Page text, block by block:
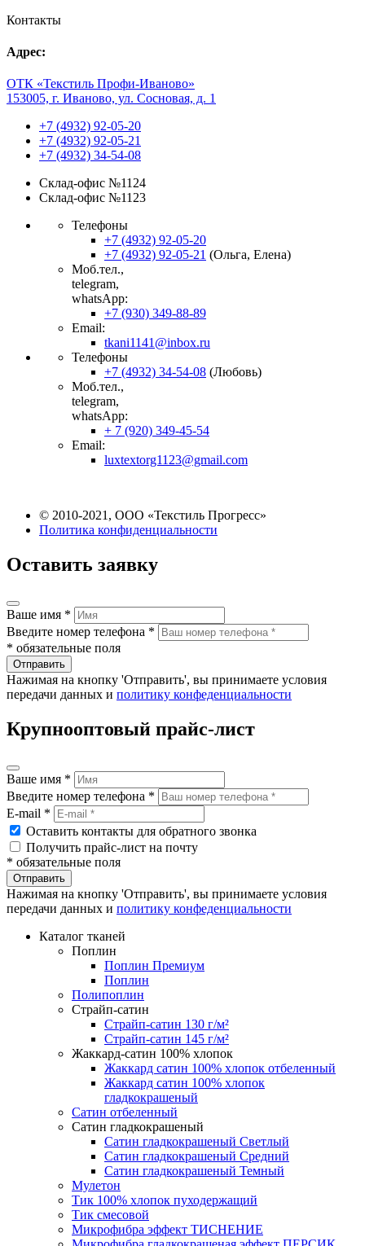
Контакты
Адрес:
ОТК «Текстиль Профи-Иваново»
153005, г. Иваново, ул. Сосновая, д. 1
+7 (4932) 92-05-20
+7 (4932) 92-05-21
+7 (4932) 34-54-08
Склад-офис №1124
Склад-офис №1123
Телефоны
+7 (4932) 92-05-20
+7 (4932) 92-05-21 (Ольга, Елена)
Моб.тел.,
telegram,
whatsApp:
+7 (930) 349-88-89
Email:
tkani1141@inbox.ru
Телефоны
+7 (4932) 34-54-08 (Любовь)
Моб.тел.,
telegram,
whatsApp:
+ 7 (920) 349-45-54
Email:
luxtextorg1123@gmail.com
© 2010-2021, ООО «Текстиль Прогресс»
Политика конфиденциальности
Оставить заявку
Ваше имя *
Введите номер телефона *
* обязательные поля
Отправить
Нажимая на кнопку 'Отправить', вы принимаете условия
передачи данных и политику конфеденциальности
Крупнооптовый прайс-лист
Ваше имя *
Введите номер телефона *
E-mail *
Оставить контакты для обратного звонка
Получить прайс-лист на почту
* обязательные поля
Отправить
Нажимая на кнопку 'Отправить', вы принимаете условия
передачи данных и политику конфеденциальности
Каталог тканей
Поплин
Поплин Премиум
Поплин
Полипоплин
Страйп-сатин
Страйп-сатин 130 г/м²
Страйп-сатин 145 г/м²
Жаккард-сатин 100% хлопок
Жаккард сатин 100% хлопок отбеленный
Жаккард сатин 100% хлопок
гладкокрашеный
Сатин отбеленный
Сатин гладкокрашеный
Сатин гладкокрашеный Светлый
Сатин гладкокрашеный Средний
Сатин гладкокрашеный Темный
Мулетон
Тик 100% хлопок пуходержащий
Тик смесовой
Микрофибра эффект ТИСНЕНИЕ